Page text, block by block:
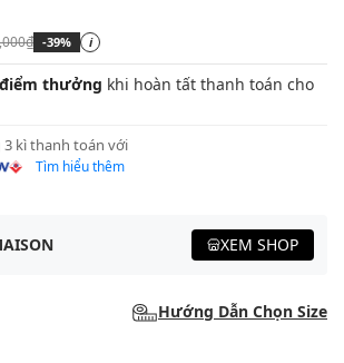
-39% i
thưởng khi hoàn tất thanh toán cho
kì thanh toán với
Tìm hiểu thêm
XEM SHOP
Hướng Dẫn Chọn Size